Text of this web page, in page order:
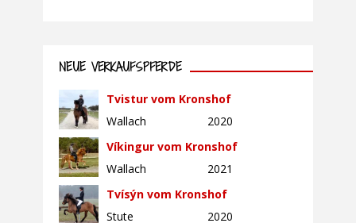
Ihre Nachricht
NEUE VERKAUFSPFERDE
Tvistur vom Kronshof
Wallach
2020
Víkingur vom Kronshof
Wallach
2021
Tvísýn vom Kronshof
Stute
2020